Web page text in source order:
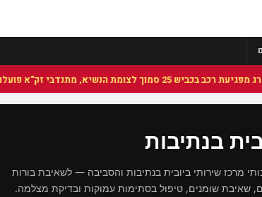
בנתיבות
מרכז שירותי ביובית בנתיבות והסביבה — לשאיבת בורות
שאיבת שומנים, טיפול בסתימות עמוקות ובדיקת מצלמה.